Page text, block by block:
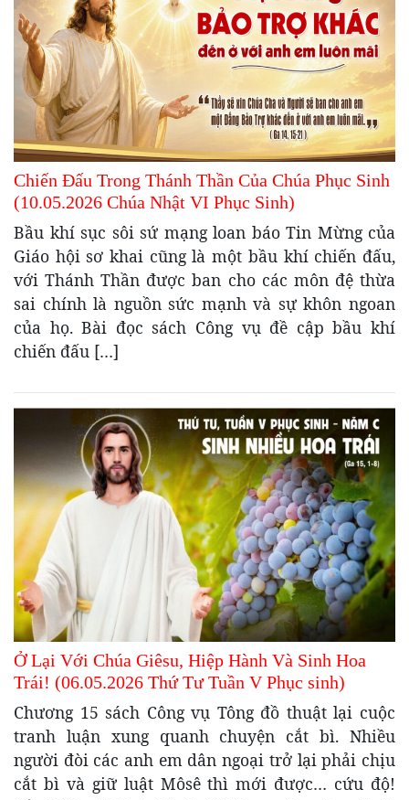
Chiến Đấu Trong Thánh Thần Của Chúa Phục Sinh
(10.05.2026 Chúa Nhật VI Phục Sinh)
Bầu khí sục sôi sứ mạng loan báo Tin Mừng của
Giáo hội sơ khai cũng là một bầu khí chiến đấu,
với Thánh Thần được ban cho các môn đệ thừa
sai chính là nguồn sức mạnh và sự khôn ngoan
của họ. Bài đọc sách Công vụ đề cập bầu khí
chiến đấu […]
Ở Lại Với Chúa Giêsu, Hiệp Hành Và Sinh Hoa
Trái! (06.05.2026 Thứ Tư Tuần V Phục sinh)
Chương 15 sách Công vụ Tông đồ thuật lại cuộc
tranh luận xung quanh chuyện cắt bì. Nhiều
người đòi các anh em dân ngoại trở lại phải chịu
cắt bì và giữ luật Môsê thì mới được… cứu độ!